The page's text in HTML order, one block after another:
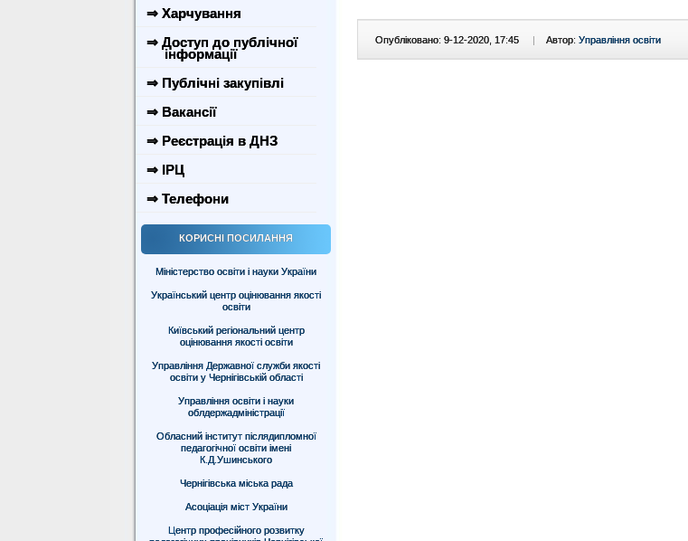
⇒ Харчування
⇒ Доступ до публічної
інформації
⇒ Публічні закупівлі
⇒ Вакансії
⇒ Реєстрація в ДНЗ
⇒ ІРЦ
⇒ Телефони
КОРИСНІ ПОСИЛАННЯ
Міністерство освіти і науки України
Український центр оцінювання якості
освіти
Київський регіональний центр
оцінювання якості освіти
Управління Державної служби якості
освіти у Чернігівській області
Управління освіти і науки
облдержадміністрації
Обласний інститут післядипломної
педагогічної освіти імені
К.Д.Ушинського
Чернігівська міська рада
Асоціація міст України
Центр професійного розвитку
Опубліковано: 9-12-2020, 17:45 | Автор: Управління освіти